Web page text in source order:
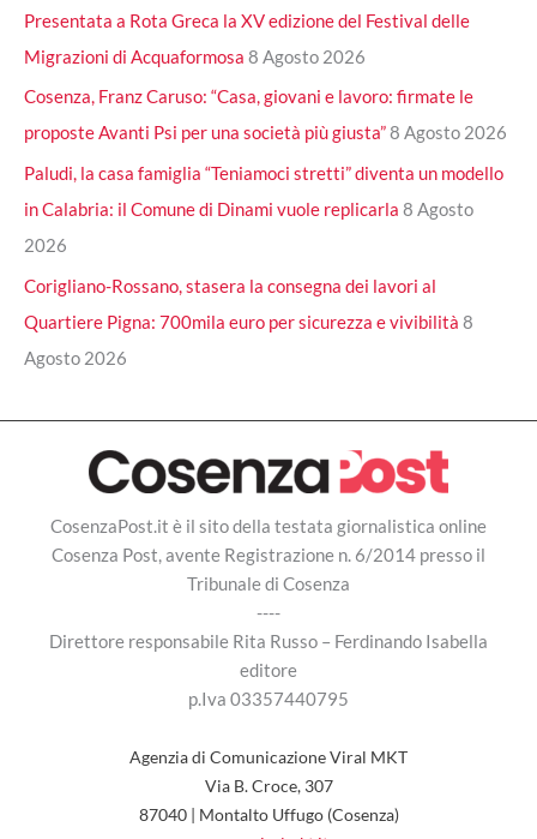
Presentata a Rota Greca la XV edizione del Festival delle
Migrazioni di Acquaformosa 8 Agosto 2026
Cosenza, Franz Caruso: “Casa, giovani e lavoro: firmate le
proposte Avanti Psi per una società più giusta”8 Agosto 2026
Paludi, la casa famiglia “Teniamoci stretti” diventa un modello
in Calabria: il Comune di Dinami vuole replicarla 8 Agosto
2026
Corigliano-Rossano, stasera la consegna dei lavori al
Quartiere Pigna: 700mila euro per sicurezza e vivibilità 8
Agosto 2026
CosenzaPost.it è il sito della testata giornalistica online
Cosenza Post, avente Registrazione n. 6/2014 presso il
Tribunale di Cosenza
----
Direttore responsabile Rita Russo – Ferdinando Isabella
editore
p.Iva 03357440795
Agenzia di Comunicazione Viral MKT
Via B. Croce, 307
87040 | Montalto Uffugo (Cosenza)